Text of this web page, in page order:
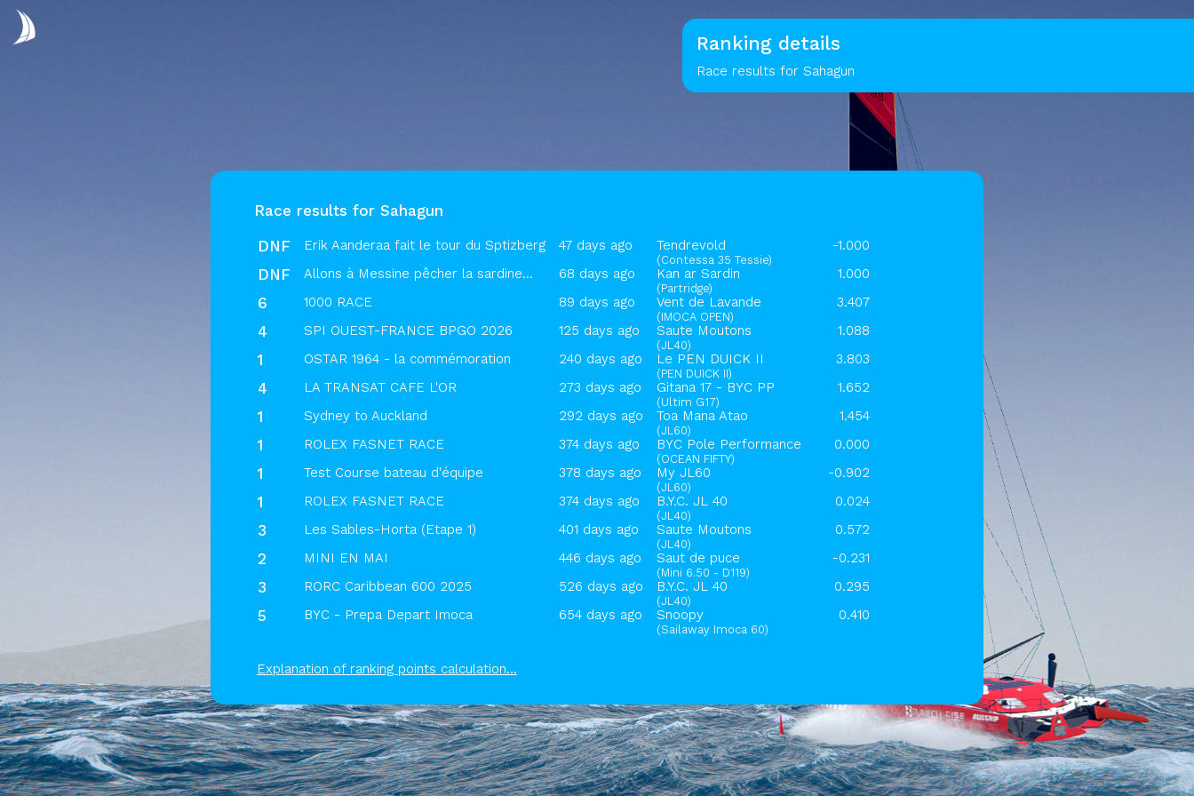
Ranking details
Race results for Sahagun
Race results for Sahagun
DNF
Erik Aanderaa fait le tour du Sptizberg 47 days ago Tendrevold
(Contessa 35 Tessie)
-1.000
DNF Allons à Messine pêcher la sardine... 68 days ago Kan ar Sardin
(Partridge)
1.000
6 1000 RACE 89 days ago Vent de Lavande
(IMOCA OPEN)
3.407
4 SPI OUEST-FRANCE BPGO 2026 125 days ago Saute Moutons
(JL40)
1.088
1 OSTAR 1964 - la commémoration 240 days ago Le PEN DUICK II
(PEN DUICK II)
3.803
4 LA TRANSAT CAFE L'OR 273 days ago Gitana 17 - BYC PP
(Ultim G17)
1.652
1 Sydney to Auckland 292 days ago Toa Mana Atao
(JL60)
1.454
1 ROLEX FASNET RACE 374 days ago BYC Pole Performance
(OCEAN FIFTY)
0.000
1 Test Course bateau d'équipe 378 days ago My JL60
(JL60)
-0.902
1 ROLEX FASNET RACE 374 days ago B.Y.C. JL 40
(JL40)
0.024
3 Les Sables-Horta (Etape 1) 401 days ago Saute Moutons
(JL40)
0.572
2 MINI EN MAI 446 days ago Saut de puce
(Mini 6.50 - D119)
-0.231
3 RORC Caribbean 600 2025 526 days ago B.Y.C. JL 40
(JL40)
0.295
5 BYC - Prepa Depart Imoca 654 days ago Snoopy
(Sailaway Imoca 60)
0.410
Explanation of ranking points calculation...